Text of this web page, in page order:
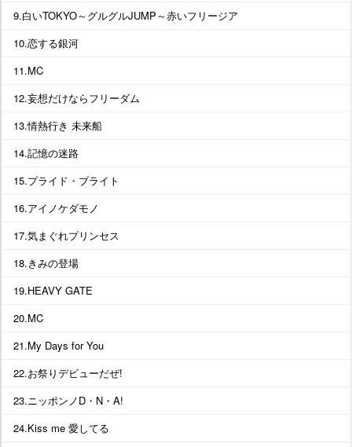
9.白いTOKYO～グルグルJUMP～赤いフリージア
10.恋する銀河
11.MC
12.妄想だけならフリーダム
13.情熱行き 未来船
14.記憶の迷路
15.プライド・ブライト
16.アイノケダモノ
17.気まぐれプリンセス
18.きみの登場
19.HEAVY GATE
20.MC
21.My Days for You
22.お祭りデビューだぜ!
23.ニッポンノD・N・A!
24.Kiss me 愛してる